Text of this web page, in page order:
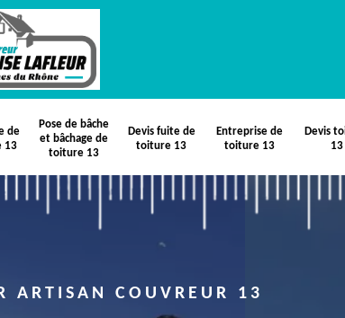
de
13
Pose de bâche
et bâchage de
toiture 13
Devis fuite de
toiture 13
Entreprise de
toiture 13
Devis
13
ARTISAN COUVREUR 13